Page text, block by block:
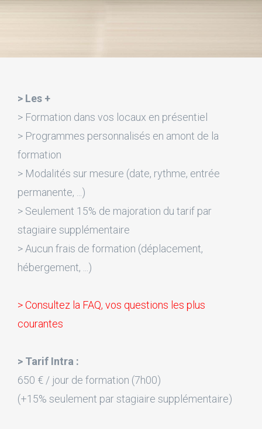
> Les +
> Formation dans vos locaux en présentiel
> Programmes personnalisés en amont de la
formation
> Modalités sur mesure (date, rythme, entrée
permanente, ...)
> Seulement 15% de majoration du tarif par
stagiaire supplémentaire
> Aucun frais de formation (déplacement,
hébergement, ...)
> Consultez la FAQ, vos questions les plus
courantes
> Tarif Intra :
650 € / jour de formation (7h00)
(+15% seulement par stagiaire supplémentaire)